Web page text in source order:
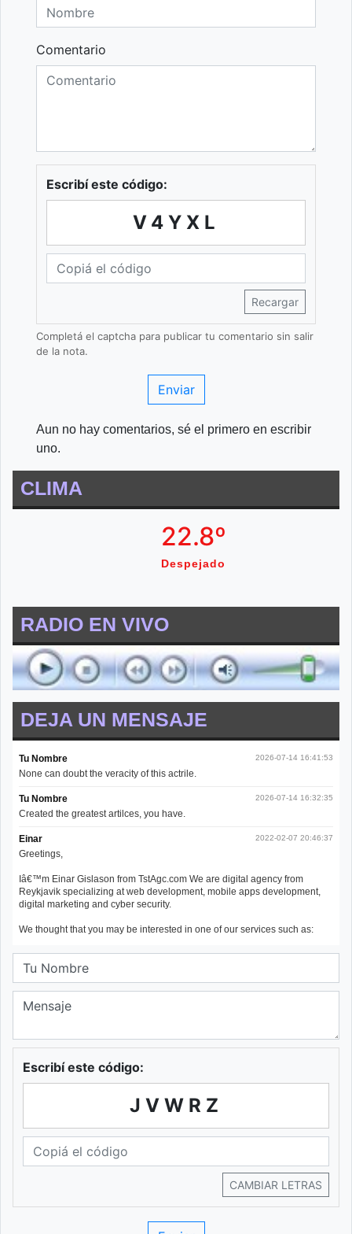
Comentario
Escribí este código:
V4YXL
Recargar
Completá el captcha para publicar tu comentario sin salir
de la nota.
Enviar
Aun no hay comentarios, sé el primero en escribir
uno.
CLIMA
22.8º
Despejado
RADIO EN VIVO
DEJA UN MENSAJE
Escribí este código:
JVWRZ
CAMBIAR LETRAS